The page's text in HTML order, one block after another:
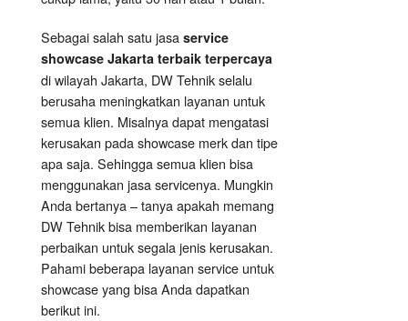
Sebagai salah satu jasa service
showcase Jakarta terbaik terpercaya
di wilayah Jakarta, DW Tehnik selalu
berusaha meningkatkan layanan untuk
semua klien. Misalnya dapat mengatasi
kerusakan pada showcase merk dan tipe
apa saja. Sehingga semua klien bisa
menggunakan jasa servicenya. Mungkin
Anda bertanya – tanya apakah memang
DW Tehnik bisa memberikan layanan
perbaikan untuk segala jenis kerusakan.
Pahami beberapa layanan service untuk
showcase yang bisa Anda dapatkan
berikut ini.